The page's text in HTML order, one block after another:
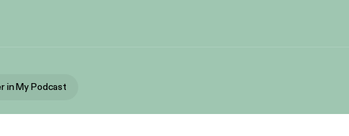
in My Podcast